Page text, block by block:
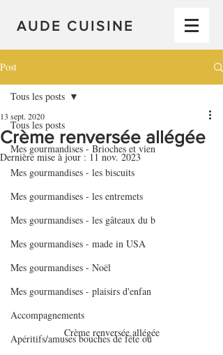
AUDE CUISINE
Post
Tous les posts
Mes gourmandises - Brioches et vien
Mes gourmandises - les biscuits
Mes gourmandises - les entremets
Mes gourmandises - les gâteaux du b
Mes gourmandises - made in USA
Mes gourmandises - Noël
Mes gourmandises - plaisirs d'enfan
Accompagnements
Apéritifs/amuses bouches de fête ou
Tous les posts
Crème renversée allégée
13 sept. 2020
Dernière mise à jour : 11 nov. 2023
Crème renversée allégée